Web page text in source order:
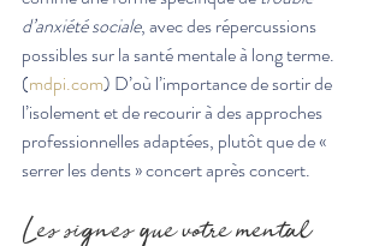
d’anxiété sociale, avec des répercussions
possibles sur la santé mentale à long terme.
(mdpi.com) D’où l’importance de sortir de
l’isolement et de recourir à des approches
professionnelles adaptées, plutôt que de «
serrer les dents » concert après concert.
Les signes que votre mental